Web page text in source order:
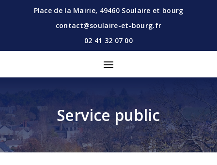
Place de la Mairie, 49460 Soulaire et bourg
contact@soulaire-et-bourg.fr
02 41 32 07 00
Service public